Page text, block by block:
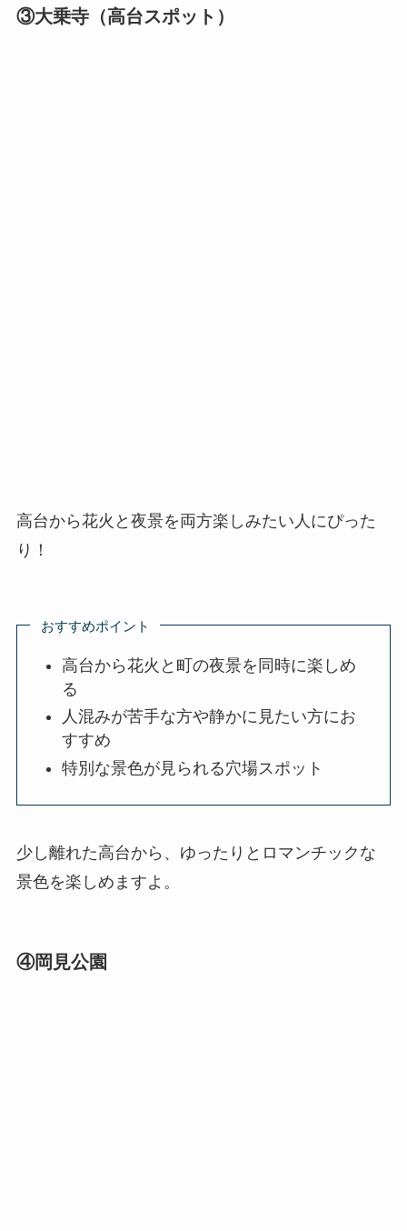
③大乗寺（高台スポット）
高台から花火と夜景を両方楽しみたい人にぴった
り！
おすすめポイント
高台から花火と町の夜景を同時に楽しめ
る
人混みが苦手な方や静かに見たい方にお
すすめ
特別な景色が見られる穴場スポット
少し離れた高台から、ゆったりとロマンチックな
景色を楽しめますよ。
④岡見公園